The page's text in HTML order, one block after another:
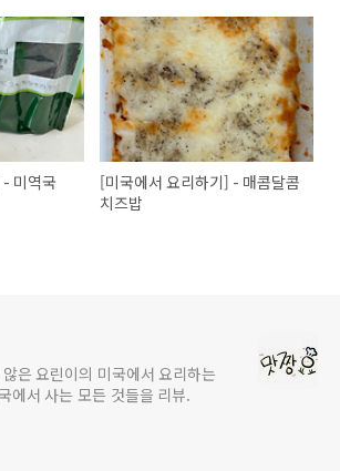
미역국
[미국에서 요리하기] - 매콤달콤
치즈밥
은 요린이의 미국에서 요리하는
에서 사는 모든 것들을 리뷰.